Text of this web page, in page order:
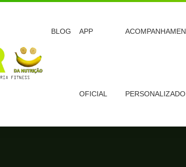
BLOG APP
OFICIAL PERSONALIZADO